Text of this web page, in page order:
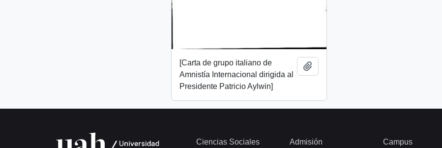
[Carta de grupo italiano de
Amnistía Internacional dirigida al
Presidente Patricio Aylwin]
Ciencias Sociales Admisión Campus